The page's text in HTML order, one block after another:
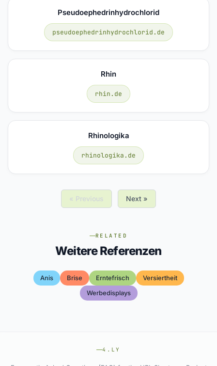
Pseudoephedrinhydrochlorid
pseudoephedrinhydrochlorid.de
Rhin
rhin.de
Rhinologika
rhinologika.de
« Previous Next »
RELATED
Weitere Referenzen
Anis Brise Erntefrisch
Versiertheit
Werbedisplays
4.LY